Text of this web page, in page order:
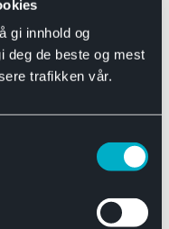
gi innhold og
deg de beste og mest
trafikken vår.
og motor